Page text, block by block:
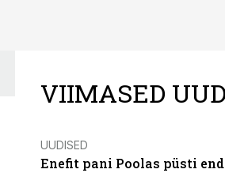
VIIMASED
UUDISED
Enefit pani Poolas püsti